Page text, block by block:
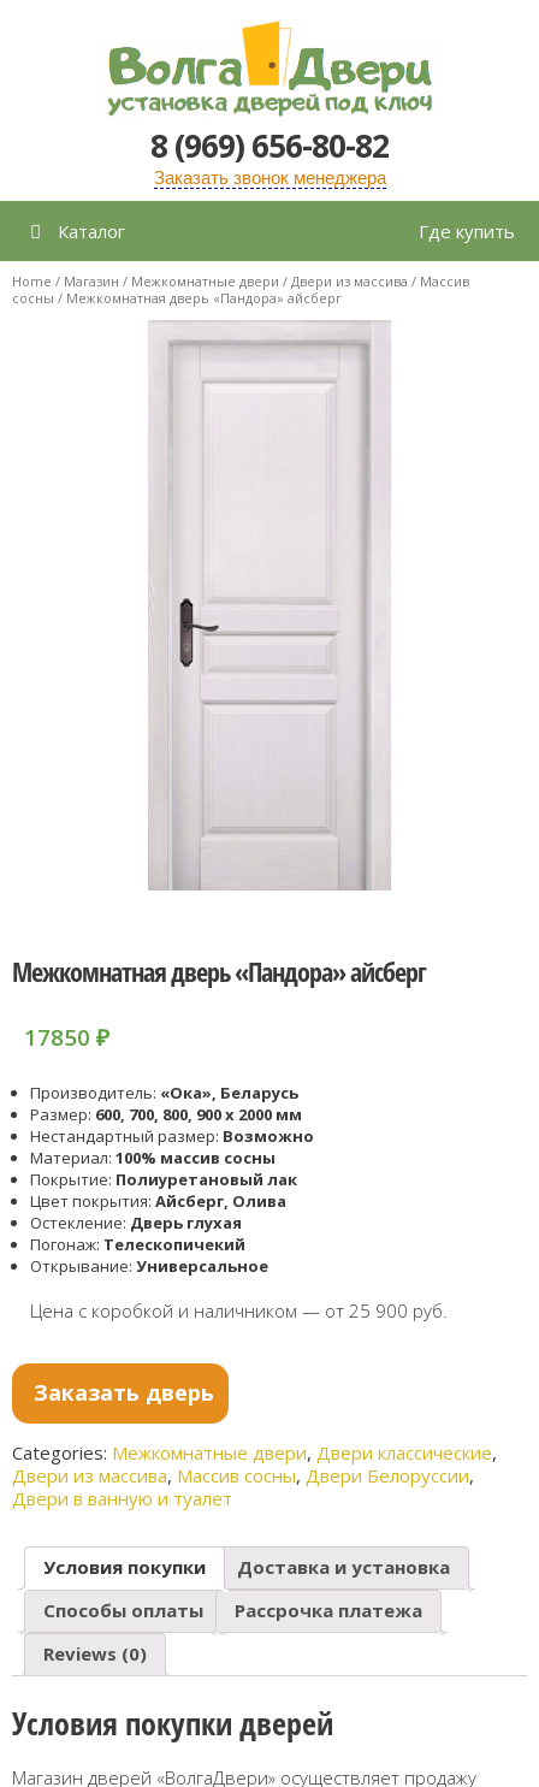
содержимому
8 (969) 656-80-82
Заказать звонок менеджера
Каталог Где купить
Home / Магазин / Межкомнатные двери / Двери из массива / Массив
сосны / Межкомнатная дверь «Пандора» айсберг
Межкомнатная дверь «Пандора» айсберг
17850 ₽
Производитель: «Ока», Беларусь
Размер: 600, 700, 800, 900 x 2000 мм
Нестандартный размер: Возможно
Материал: 100% массив сосны
Покрытие: Полиуретановый лак
Цвет покрытия: Айсберг, Олива
Остекление: Дверь глухая
Погонаж: Телескопичекий
Открывание: Универсальное
Цена с коробкой и наличником — от 25 900 руб.
Заказать дверь
Categories: Межкомнатные двери, Двери классические,
Двери из массива, Массив сосны, Двери Белоруссии,
Двери в ванную и туалет
Условия покупки
Доставка и установка
Способы оплаты
Рассрочка платежа
Reviews (0)
Условия покупки дверей
Магазин дверей «ВолгаДвери» осуществляет продажу